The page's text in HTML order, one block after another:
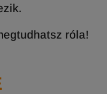
róla!